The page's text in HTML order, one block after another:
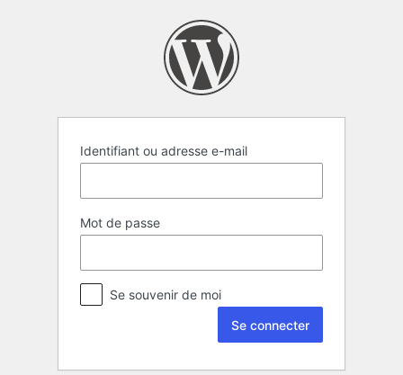
Identifiant ou adresse e-mail
Mot de passe
Se souvenir de moi